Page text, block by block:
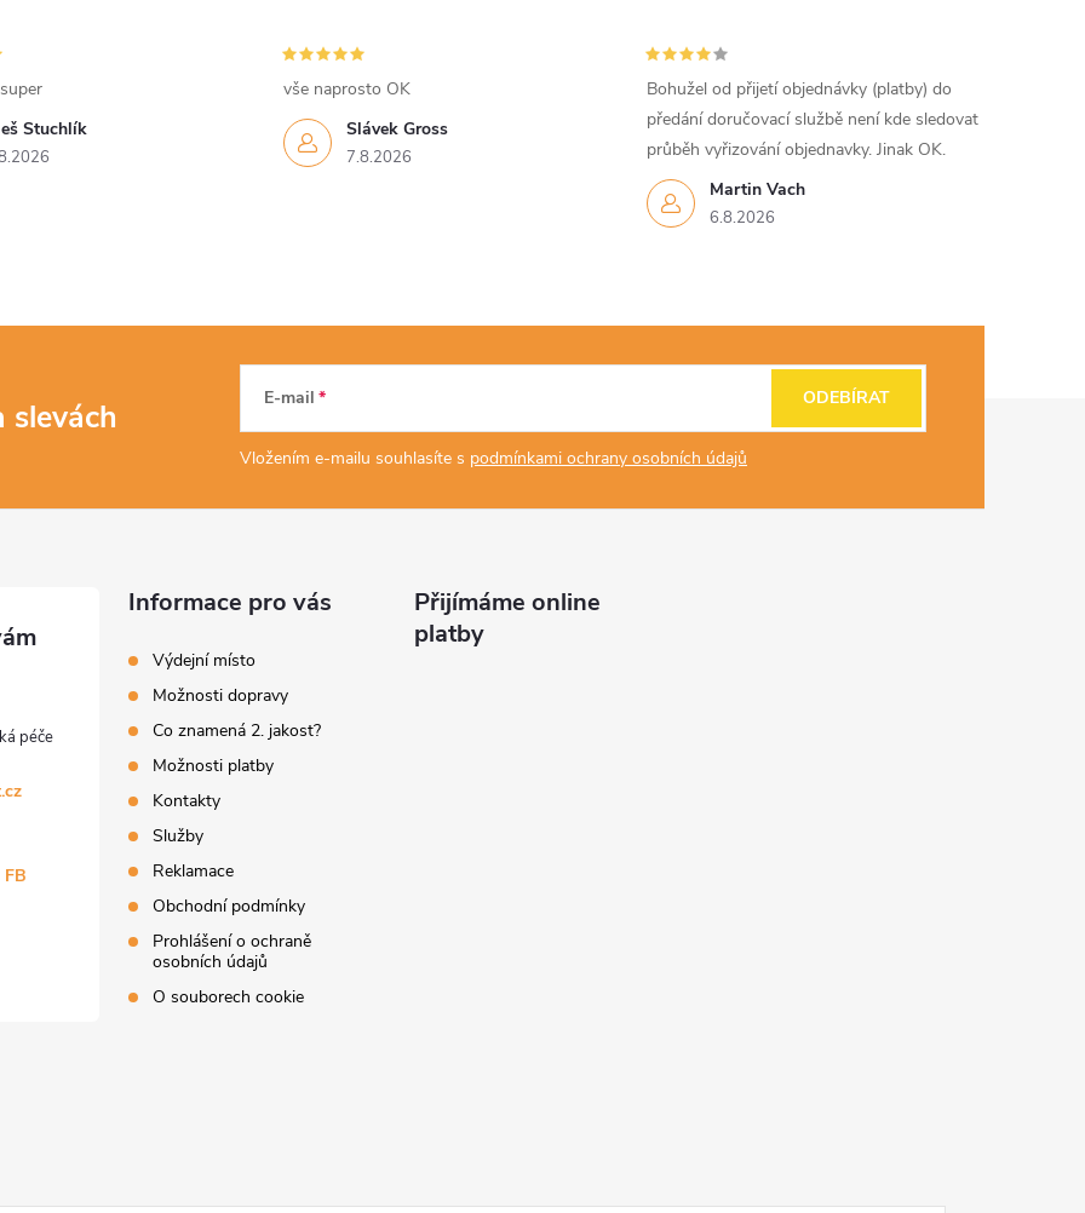
Stuchlík
Slávek Gross
7.8.2026
vše naprosto OK
Martin Vach
6.8.2026
Bohužel od přijetí objednávky (platby) do
předání doručovací službě není kde sledovat
průběh vyřizování objednavky. Jinak OK.
slevách E-mail
Vložením e-mailu souhlasíte s podmínkami ochrany osobních údajů
ODEBÍRAT
Informace pro vás
Výdejní místo
Možnosti dopravy
Co znamená 2. jakost?
Možnosti platby
Kontakty
Služby
Reklamace
Obchodní podmínky
Prohlášení o ochraně
osobních údajů
O souborech cookie
Přijímáme online
platby